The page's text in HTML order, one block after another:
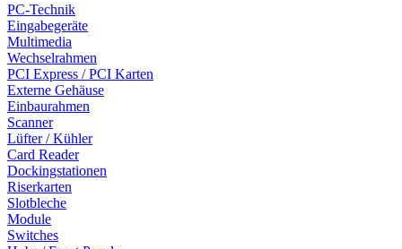
PC-Technik
Eingabegeräte
Multimedia
Wechselrahmen
PCI Express / PCI Karten
Externe Gehäuse
Einbaurahmen
Scanner
Lüfter / Kühler
Card Reader
Dockingstationen
Riserkarten
Slotbleche
Module
Switches